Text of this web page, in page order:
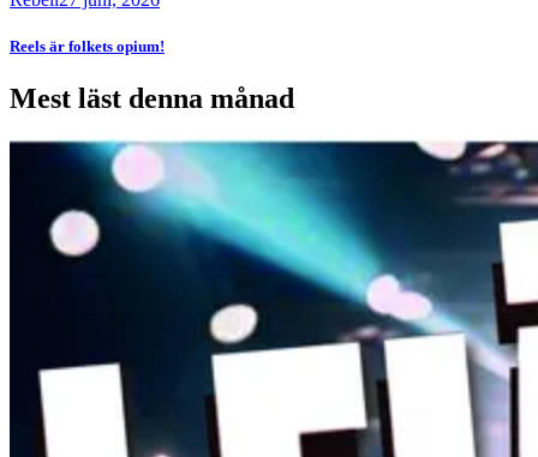
Reels är folkets opium!
Mest läst denna månad
Bild